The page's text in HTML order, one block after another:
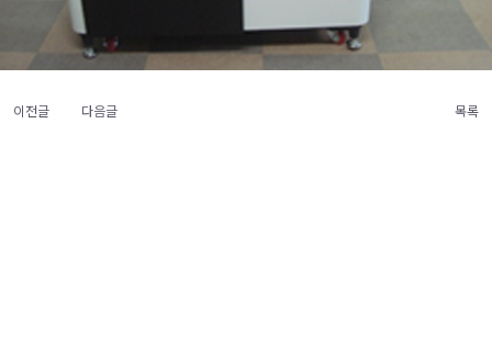
이전글 다음글 목록